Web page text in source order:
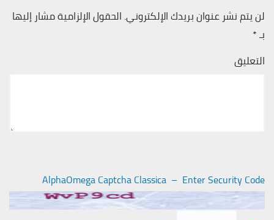
لن يتم نشر عنوان بريدك الإلكتروني. الحقول الإلزامية مشار إليها
بـ*
التعليق
AlphaOmega Captcha Classica – Enter Security Code